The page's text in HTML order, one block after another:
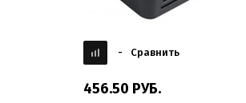
- Сравнить
456.50 РУБ.